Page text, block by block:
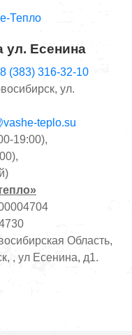
ул. Есенина
8 (383) 316-32-10
ул.
teplo.su
19:00),
Область,
, ул Есенина, д1.